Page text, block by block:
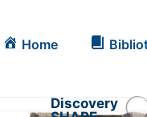
Home
Discovery